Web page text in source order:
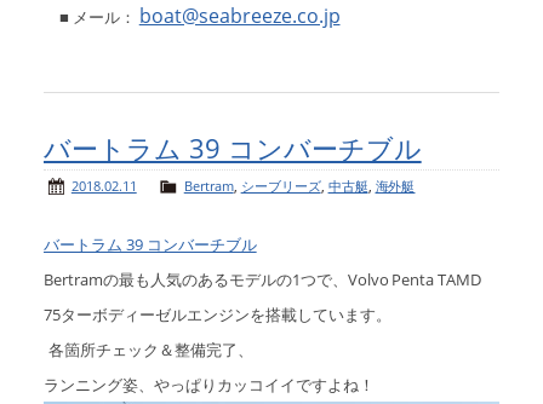
■ メール： boat@seabreeze.co.jp
バートラム 39 コンバーチブル
2018.02.11 Bertram, シーブリーズ, 中古艇, 海外艇
バートラム 39 コンバーチブル
Bertramの最も人気のあるモデルの1つで、Volvo Penta TAMD
75ターボディーゼルエンジンを搭載しています。
各箇所チェック＆整備完了、
ランニング姿、 やっぱりカッコイイですよね！